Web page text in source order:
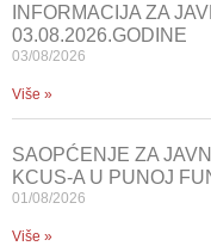
INFORMACIJA ZA
03.08.2026.GODINE
03/08/2026
Više »
SAOPĆENJE ZA
KCUS-A U PUNOJ
01/08/2026
Više »